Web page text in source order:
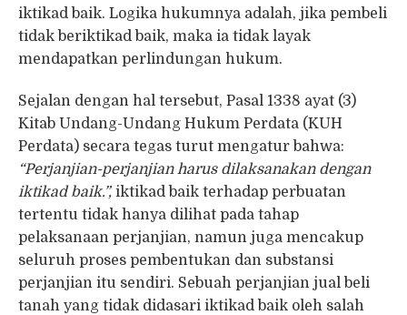
iktikad baik. Logika hukumnya adalah, jika pembeli
tidak beriktikad baik, maka ia tidak layak
mendapatkan perlindungan hukum.
Sejalan dengan hal tersebut, Pasal 1338 ayat (3)
Kitab Undang-Undang Hukum Perdata (KUH
Perdata) secara tegas turut mengatur bahwa:
“Perjanjian-perjanjian harus dilaksanakan dengan
iktikad baik.”, iktikad baik terhadap perbuatan
tertentu tidak hanya dilihat pada tahap
pelaksanaan perjanjian, namun juga mencakup
seluruh proses pembentukan dan substansi
perjanjian itu sendiri. Sebuah perjanjian jual beli
tanah yang tidak didasari iktikad baik oleh salah